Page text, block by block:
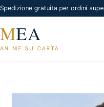
Spedizione gratuita per ordini
MEA
ANIME SU CARTA